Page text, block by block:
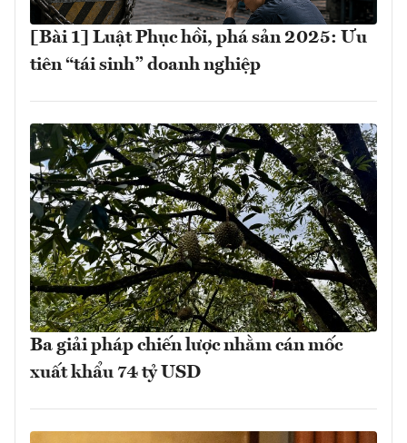
[Bài 1] Luật Phục hồi, phá sản 2025: Ưu
tiên “tái sinh” doanh nghiệp
Ba giải pháp chiến lược nhằm cán mốc
xuất khẩu 74 tỷ USD